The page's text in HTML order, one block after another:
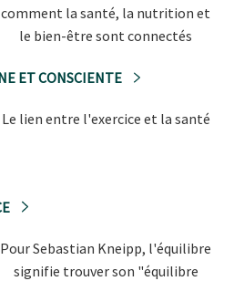
comment la santé, la nutrition et
le bien-être sont connectés
ET CONSCIENTE
Le lien entre l'exercice et la santé
Pour Sebastian Kneipp, l'équilibre
signifie trouver son "équilibre